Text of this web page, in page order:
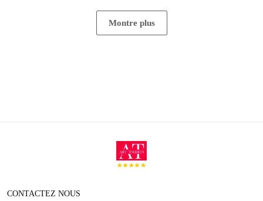
Montre plus
CONTACTEZ NOUS